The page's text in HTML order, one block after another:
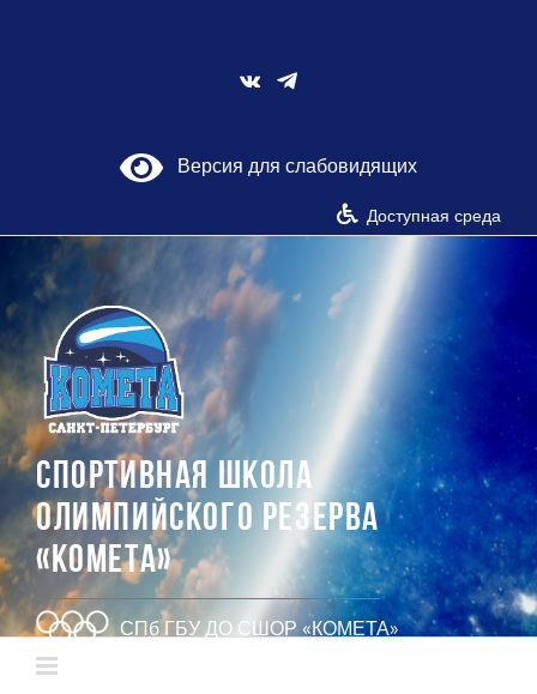
Vk
Версия для слабовидящих
Доступная среда
СПОРТИВНАЯ ШКОЛА
ОЛИМПИЙСКОГО РЕЗЕРВА
«КОМЕТА»
СПб ГБУ ДО СШОР «КОМЕТА»